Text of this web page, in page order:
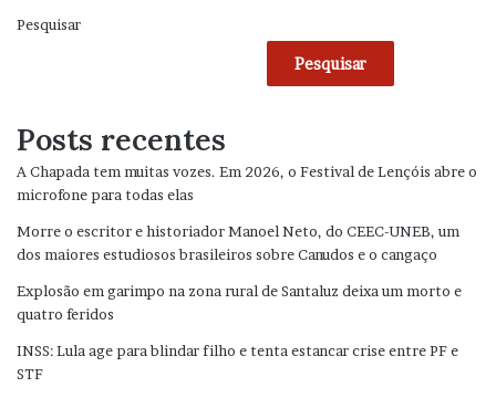
Pesquisar
Pesquisar
Posts recentes
A Chapada tem muitas vozes. Em 2026, o Festival de Lençóis abre o
microfone para todas elas
Morre o escritor e historiador Manoel Neto, do CEEC-UNEB, um
dos maiores estudiosos brasileiros sobre Canudos e o cangaço
Explosão em garimpo na zona rural de Santaluz deixa um morto e
quatro feridos
INSS: Lula age para blindar filho e tenta estancar crise entre PF e
STF